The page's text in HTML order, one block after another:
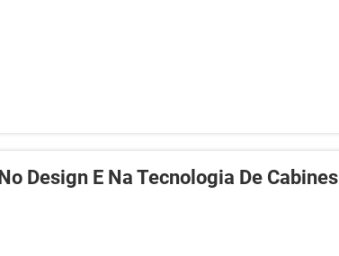
Design E Na Tecnologia De Cabines